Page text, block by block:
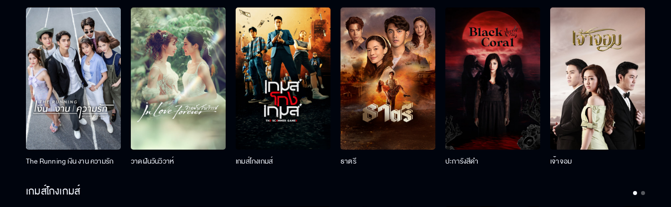
The Running เงิน งาน ความรัก วาดฝันวันวิวาห์ เกมส์โกงเกมส์ ธาตรี ปะการังสีดำ เจ้าจอม
เกมส์โกงเกมส์